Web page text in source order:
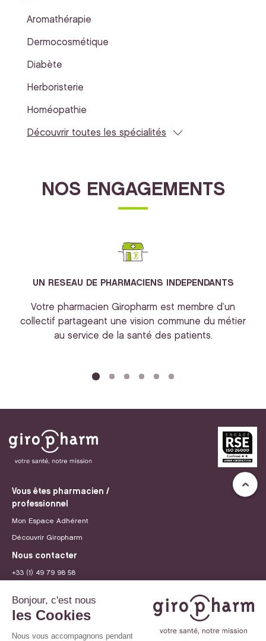
Aromathérapie
Dermocosmétique
Diabète
Herboristerie
Homéopathie
Découvrir toutes les spécialités
NOS ENGAGEMENTS
UN RESEAU DE PHARMACIENS INDEPENDANTS
Votre pharmacien Giropharm est membre d’un
collectif partageant une vision commune du métier
au service de la santé des patients.
Vous êtes pharmacien /
professionnel
Mon Espace Adhérent
Découvrir Giropharm
Nous contacter
+33 (1) 49 79 98 58
Recrutement